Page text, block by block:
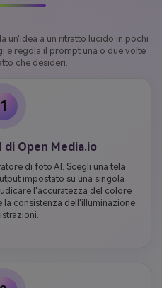
un'idea a un ritratto lucido in pochi
e regola il prompt una o due volte
che desideri.
1
di Open Media.io
di foto AI. Scegli una tela
impostato su una singola
l'accuratezza del colore
la consistenza dell'illuminazione